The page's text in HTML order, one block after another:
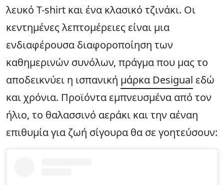
λευκό T-shirt και ένα κλασικό τζινάκι. Οι
κεντημένες λεπτομέρειες είναι μια
ενδιαφέρουσα διαφοροποίηση των
καθημερινών συνόλων, πράγμα που μας το
αποδεικνύει η ισπανική μάρκα Desigual εδώ
και χρόνια. Προϊόντα εμπνευσμένα από τον
ήλιο, το θαλασσινό αεράκι και την αέναη
επιθυμία για ζωή σίγουρα θα σε γοητεύσουν: